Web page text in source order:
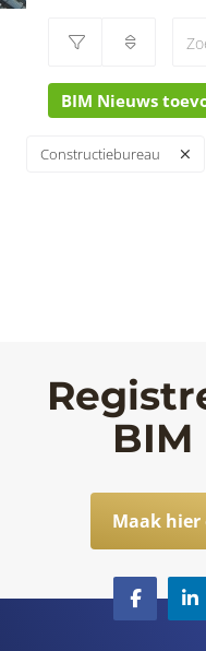
BIM Nieuws
Constructiebureau
BIM
Maak hier